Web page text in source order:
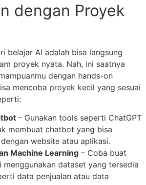
dengan Proyek
belajar AI adalah bisa langsung
proyek nyata. Nah, ini saatnya
dengan hands-on
mencoba proyek kecil yang sesuai
– Gunakan tools seperti ChatGPT
membuat chatbot yang bisa
website atau aplikasi.
Machine Learning – Coba buat
menggunakan dataset yang tersedia
data penjualan atau data